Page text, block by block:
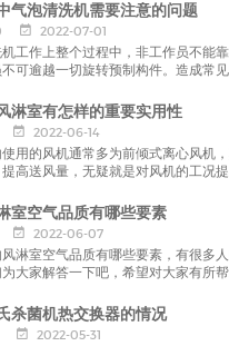
气泡清洗机需要注意的问题
2022-07-01
工作上整个过程中，非工作员不能
可逾越一切旋转预制构件。造成常
淋室有怎样的重要实用性
2022-06-14
用的风机通常多为前倾式离心风机
高送风量，无疑就是对风机的工况
室空气品质有哪些要素
2022-06-07
淋室空气品质有哪些要素，有很多
大家解答一下吧，希望对大家有所帮
杀菌机热交换器的情况
2022-05-31